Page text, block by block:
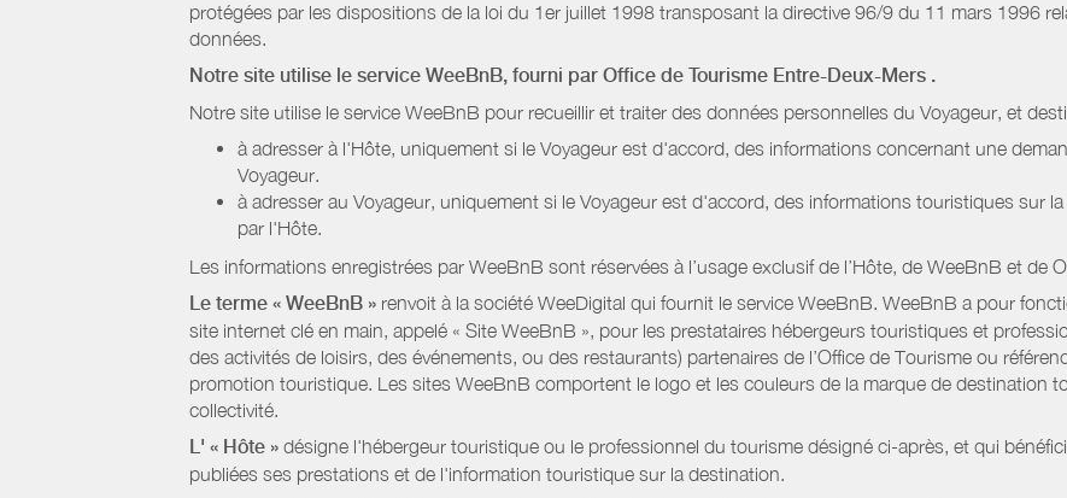
protégées par les dispositions de la loi du 1er juillet 1998 transposant la directive 96/9 du 11 mars 1996
données.
Notre site utilise le service WeeBnB, fourni par Office de Tourisme Entre-Deux-Mers .
Notre site utilise le service WeeBnB pour recueillir et traiter des données personnelles du Voyageur, et
à adresser à l'Hôte, uniquement si le Voyageur est d'accord, des informations concernant une
Voyageur.
à adresser au Voyageur, uniquement si le Voyageur est d'accord, des informations touristiques sur
par l'Hôte.
Les informations enregistrées par WeeBnB sont réservées à l’usage exclusif de l’Hôte, de WeeBnB et de
Le terme « WeeBnB » renvoit à la société WeeDigital qui fournit le service WeeBnB. WeeBnB a pour
site internet clé en main, appelé « Site WeeBnB », pour les prestataires hébergeurs touristiques et
des activités de loisirs, des événements, ou des restaurants) partenaires de l’Office de Tourisme ou
promotion touristique. Les sites WeeBnB comportent le logo et les couleurs de la marque de destination
collectivité.
L' « Hôte » désigne l'hébergeur touristique ou le professionnel du tourisme désigné ci-après, et qui
publiées ses prestations et de l'information touristique sur la destination.